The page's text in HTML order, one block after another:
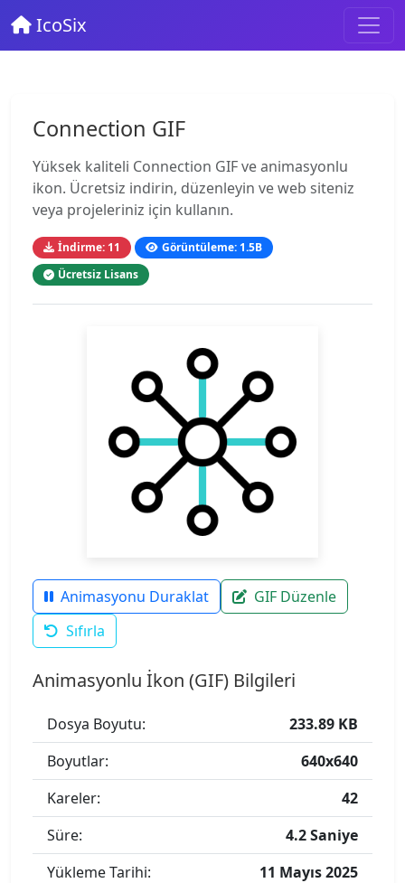
IcoSix
Connection GIF
Yüksek kaliteli Connection GIF ve animasyonlu
ikon. Ücretsiz indirin, düzenleyin ve web siteniz
veya projeleriniz için kullanın.
İndirme: 11
Görüntüleme: 1.5B
Ücretsiz Lisans
Animasyonu Duraklat
GIF Düzenle
Sıfırla
Animasyonlu İkon (GIF) Bilgileri
Dosya Boyutu:
233.89 KB
Boyutlar:
640x640
Kareler:
42
Süre:
4.2 Saniye
Yükleme Tarihi:
11 Mayıs 2025